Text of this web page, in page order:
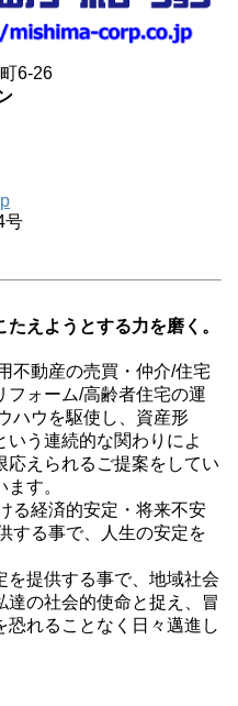
6-26
号
えようとする力を磨く。
不動産の売買・仲介/住宅
フォーム/高齢者住宅の運
ハウを駆使し、資産形
いう連続的な関わりによ
応えられるご提案をしてい
す。
る経済的安定・将来不安
する事で、人生の安定を
を提供する事で、地域社会
の社会的使命と捉え、冒
れることなく日々邁進し